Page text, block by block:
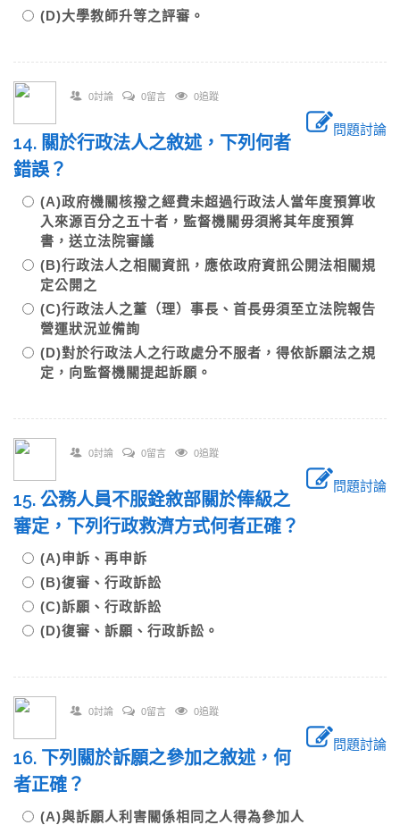
(D)大學教師升等之評審。
0討論 0留言 0追蹤
問題討論
14. 關於行政法人之敘述，下列何者
錯誤？
(A)政府機關核撥之經費未超過行政法人當年度預算收
入來源百分之五十者，監督機關毋須將其年度預算
書，送立法院審議
(B)行政法人之相關資訊，應依政府資訊公開法相關規
定公開之
(C)行政法人之董（理）事長、首長毋須至立法院報告
營運狀況並備詢
(D)對於行政法人之行政處分不服者，得依訴願法之規
定，向監督機關提起訴願。
0討論 0留言 0追蹤
問題討論
15. 公務人員不服銓敘部關於俸級之
審定，下列行政救濟方式何者正確？
(A)申訴、再申訴
(B)復審、行政訴訟
(C)訴願、行政訴訟
(D)復審、訴願、行政訴訟。
0討論 0留言 0追蹤
問題討論
16. 下列關於訴願之參加之敘述，何
者正確？
(A)與訴願人利害關係相同之人得為參加人